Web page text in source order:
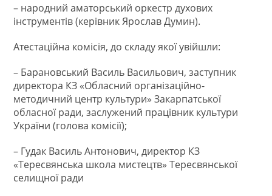
– народний аматорський оркестр духових
інструментів (керівник Ярослав Думин).
Атестаційна комісія, до складу якої увійшли:
– Барановський Василь Васильович, заступник
директора КЗ «Обласний організаційно-
методичний центр культури» Закарпатської
обласної ради, заслужений працівник культури
України (голова комісії);
– Гудак Василь Антонович, директор КЗ
«Тересвянська школа мистецтв» Тересвянської
селищної ради